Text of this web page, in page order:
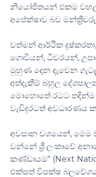
නියෝජිතයන් එකම
අපේක්ෂාව බව
වත්මන් ආර්ථික
ගොවියන්, ධීවරයන්,
මුහුණ දෙන දැවෙන
අත්දැකීම් බහුල
මොහොතේ රටට තදින්ම
වැඩිදුරටත් අවධාරණය
අවසාන වශයෙන්, මෙම
වන්නේ ශ්‍රී ලංකාවේ
කණ්ඩායම" (Next
එක්සත් විපක්ෂ